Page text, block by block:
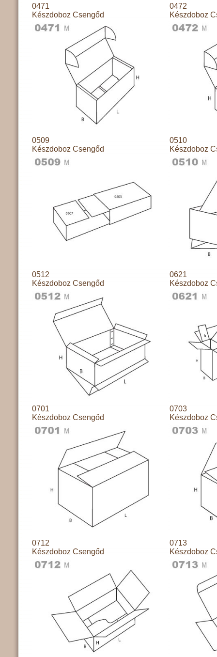
0471
Készdoboz Csengőd
0472
Készdoboz
0509
Készdoboz Csengőd
0510
Készdoboz
0512
Készdoboz Csengőd
0621
Készdoboz
0701
Készdoboz Csengőd
0703
Készdoboz
0712
Készdoboz Csengőd
0713
Készdoboz